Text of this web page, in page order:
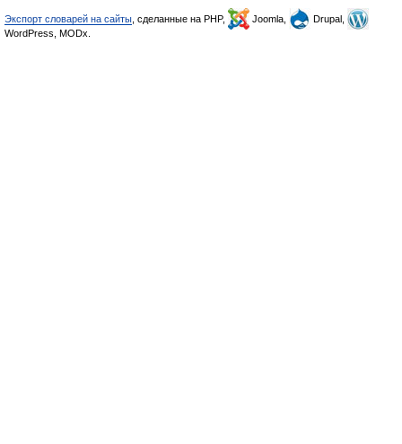
Экспорт словарей на сайты , сделанные на PHP, Joomla,
Drupal,
WordPress, MODx.